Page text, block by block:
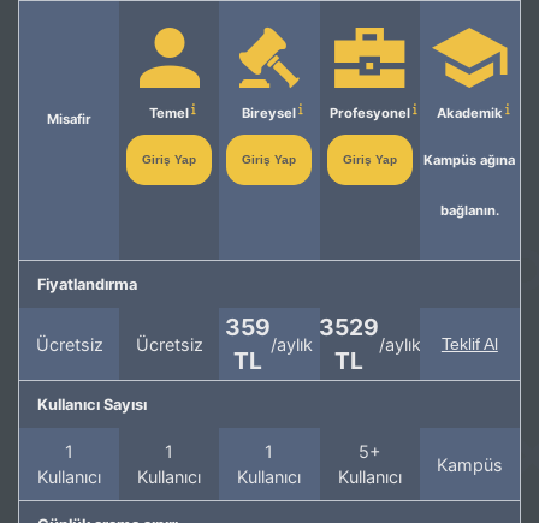
Misafir Temel
Giriş Yap
Bireysel
Giriş Yap
Profesyonel
Giriş Yap
Akademik
Kampüs ağına
bağlanın.
Fiyatlandırma
Ücretsiz Ücretsiz
359
TL
/aylık
3529
TL
/aylık Teklif Al
Kullanıcı Sayısı
1
Kullanıcı
1
Kullanıcı
1
Kullanıcı
5+
Kullanıcı
Kampüs